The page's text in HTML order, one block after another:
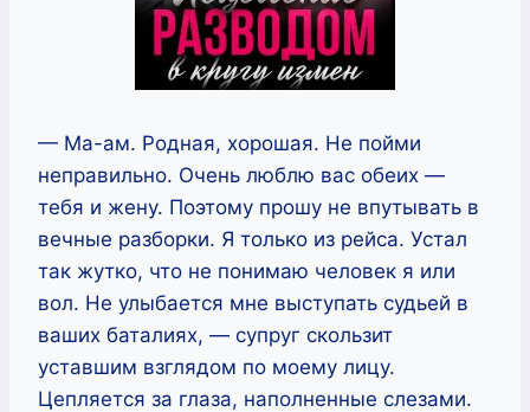
— Ма-ам. Родная, хорошая. Не пойми
неправильно. Очень люблю вас обеих —
тебя и жену. Поэтому прошу не впутывать в
вечные разборки. Я только из рейса. Устал
так жутко, что не понимаю человек я или
вол. Не улыбается мне выступать судьей в
ваших баталиях, — супруг скользит
уставшим взглядом по моему лицу.
Цепляется за глаза, наполненные слезами.